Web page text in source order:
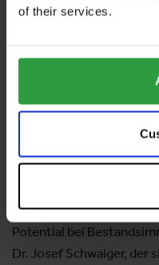
of their services.
in Österreich etwa 30%
die sich nicht im
genau dort. Das heißt,
Klimaschutz, dass wir
Sanierungen
KommR DI Christian
Salzburg Wohnbau,
Potential bei
Dr. Josef Schwaiger, der